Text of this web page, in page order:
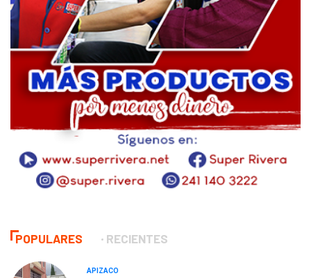
POPULARES RECIENTES
APIZACO